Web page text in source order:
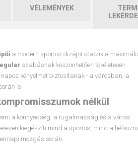
VÉLEMÉNYEK
a modern sportos dizájnt ötvözik a
szabásnak köszönhetően tökéletesen
kényelmet biztosítanak - a városban, a
is.
nélkül
a könnyedség, a rugalmasság és a városi
kiegészíti mind a sportos, mind a
mozgás során.